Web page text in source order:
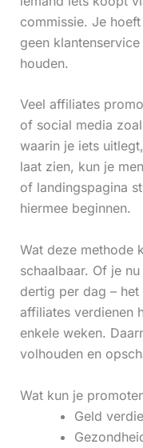
commissie. Je
geen
houden.
Veel affiliates
of social media
waarin je iets
laat zien, kun je
of landingspagina
hiermee beginnen.
Wat deze methode
schaalbaar. Of je
dertig per dag –
affiliates verdienen
enkele weken.
volhouden en
Wat kun je
Geld